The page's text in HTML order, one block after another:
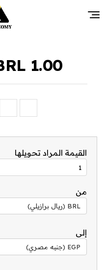
1.00 BRL إلى EGP
القيمة المراد تحويلها
من
BRL (ريال برازيلي)
إلى
EGP (جنيه مصري)